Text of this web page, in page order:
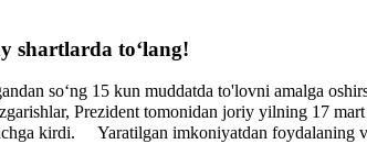
shartlarda to‘lang!
so‘ng 15 kun muddatda to'lovni amalga
Prezident tomonidan joriy yilning 17
kirdi. ⠀ Yaratilgan imkoniyatdan foydalaning